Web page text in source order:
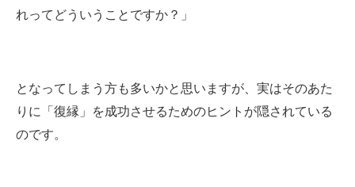
れってどういうことですか？」
となってしまう方も多いかと思いますが、実はそのあた
りに「復縁」を成功させるためのヒントが隠されている
のです。